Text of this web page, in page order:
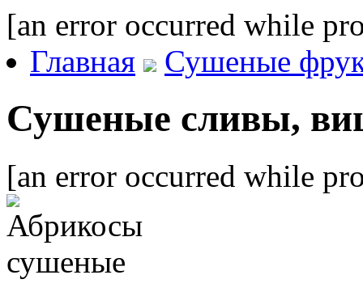
[an error occurred while
Главная
Сушеные
Сушеные сливы,
[an error occurred while